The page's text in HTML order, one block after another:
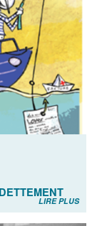
LIRE PLUS